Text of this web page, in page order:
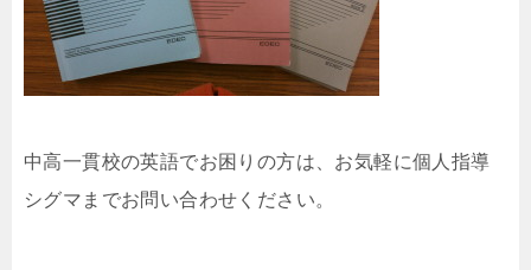
中高一貫校の英語でお困りの方は、お気軽に個人指導
シグマまでお問い合わせください。